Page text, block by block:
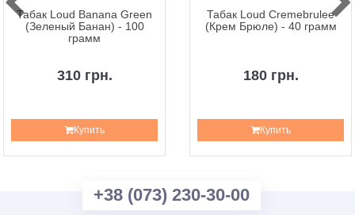
Табак Loud Banana Green
(Зеленый Банан) - 100
грамм
310 грн.
Купить
Табак Loud Cremebrulee
(Крем Брюле) - 40 грамм
180 грн.
Купить
+38 (073) 230-30-00